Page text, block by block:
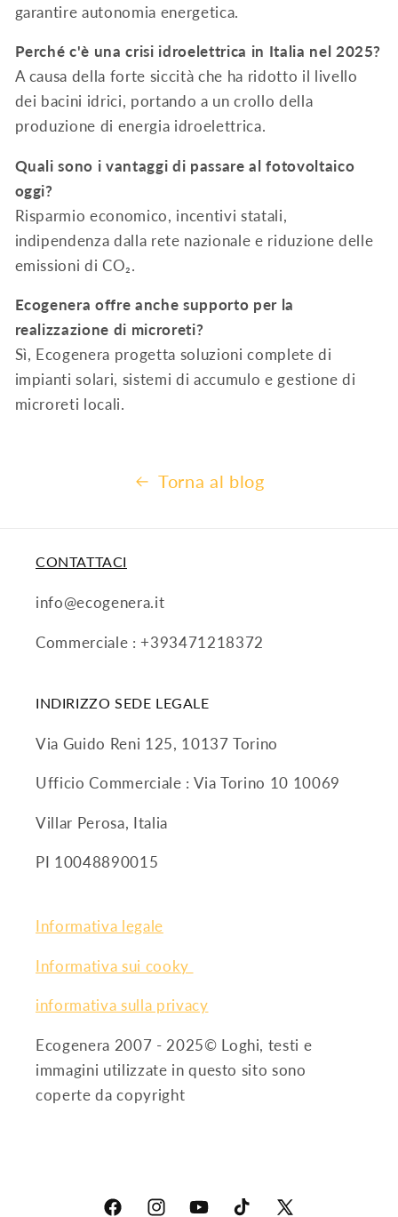
garantire autonomia energetica.
Perché c'è una crisi idroelettrica in Italia nel 2025?
A causa della forte siccità che ha ridotto il livello
dei bacini idrici, portando a un crollo della
produzione di energia idroelettrica.
Quali sono i vantaggi di passare al fotovoltaico
oggi?
Risparmio economico, incentivi statali,
indipendenza dalla rete nazionale e riduzione delle
emissioni di CO₂.
Ecogenera offre anche supporto per la
realizzazione di microreti?
Sì, Ecogenera progetta soluzioni complete di
impianti solari, sistemi di accumulo e gestione di
microreti locali.
Torna al blog
CONTATTACI
info@ecogenera.it
Commerciale : +393471218372
INDIRIZZO SEDE LEGALE
Via Guido Reni 125, 10137 Torino
Ufficio Commerciale : Via Torino 10 10069
Villar Perosa, Italia
PI 10048890015
Informativa legale
Informativa sui cooky
informativa sulla privacy
Ecogenera 2007 - 2025© Loghi, testi e
immagini utilizzate in questo sito sono
coperte da copyright